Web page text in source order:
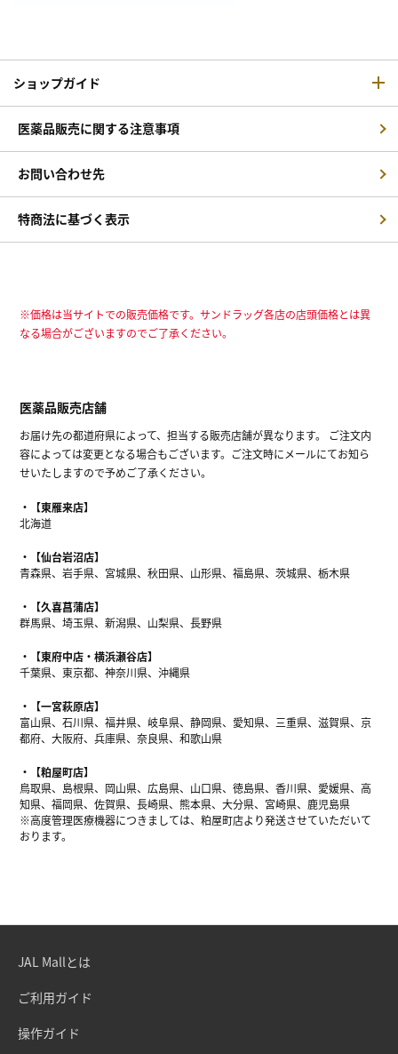
ショップガイド
医薬品販売に関する注意事項
お問い合わせ先
特商法に基づく表示
※価格は当サイトでの販売価格です。サンドラッグ各店の店頭価格とは異
なる場合がございますのでご了承ください。
医薬品販売店舗
お届け先の都道府県によって、担当する販売店舗が異なります。 ご注文内
容によっては変更となる場合もございます。ご注文時にメールにてお知ら
せいたしますので予めご了承ください。
【東雁来店】
北海道
【仙台岩沼店】
青森県、岩手県、宮城県、秋田県、山形県、福島県、茨城県、栃木県
【久喜菖蒲店】
群馬県、埼玉県、新潟県、山梨県、長野県
【東府中店・横浜瀬谷店】
千葉県、東京都、神奈川県、沖縄県
【一宮萩原店】
富山県、石川県、福井県、岐阜県、静岡県、愛知県、三重県、滋賀県、京
都府、大阪府、兵庫県、奈良県、和歌山県
【粕屋町店】
鳥取県、島根県、岡山県、広島県、山口県、徳島県、香川県、愛媛県、高
知県、福岡県、佐賀県、長崎県、熊本県、大分県、宮崎県、鹿児島県
※高度管理医療機器につきましては、粕屋町店より発送させていただいて
おります。
JAL Mallとは
ご利用ガイド
操作ガイド